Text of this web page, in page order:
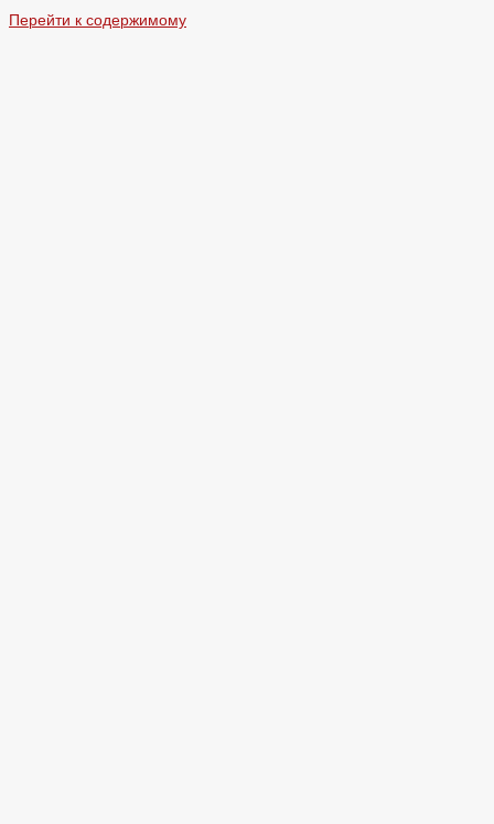
Перейти к содержимому